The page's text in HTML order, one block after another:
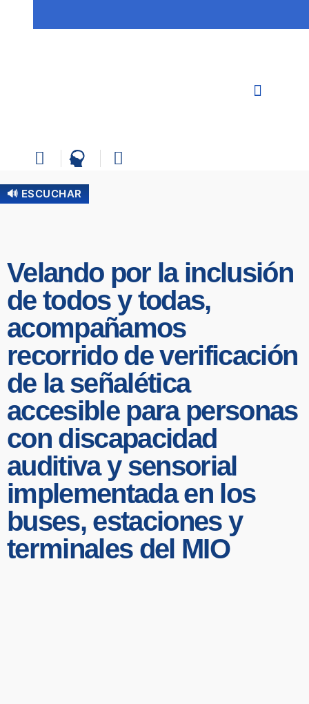
🔊 ESCUCHAR
Velando por la inclusión
de todos y todas,
acompañamos
recorrido de verificación
de la señalética
accesible para personas
con discapacidad
auditiva y sensorial
implementada en los
buses, estaciones y
terminales del MIO